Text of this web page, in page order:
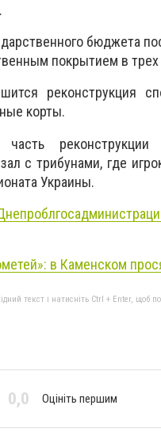
бюджета
покрытием в
реконструкция
корты.
реконструкции
с трибунами, где
Украины.
в Каменском
текст і натисніть Ctrl + Enter, щоб
0,0 Оцініть першим